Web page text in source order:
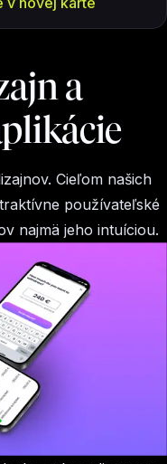
a
Cieľom našich
používateľské
najmä jeho intuíciou.